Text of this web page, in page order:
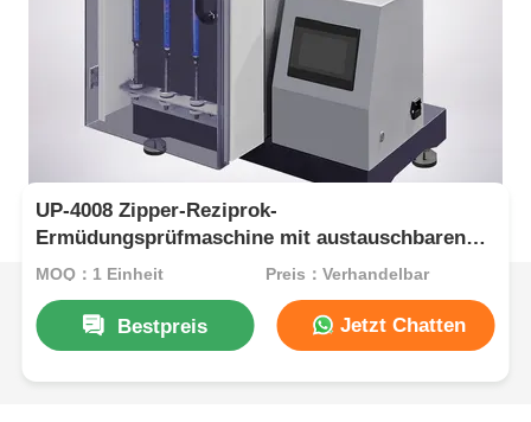
UP-4008 Zipper-Reziprok-
Ermüdungsprüfmaschine mit austauschbaren
Vorrichtungen in verschiedenen Größen und
Pendelhub von 75 mm
MOQ：1 Einheit Preis：Verhandelbar
Bestpreis Jetzt Chatten